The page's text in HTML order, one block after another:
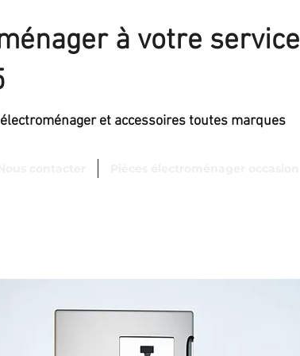
à votre service
et accessoires toutes marques